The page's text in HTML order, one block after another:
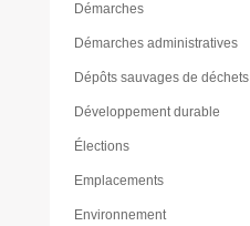
Démarches
Démarches administratives
Dépôts sauvages de déchets
Développement durable
Élections
Emplacements
Environnement